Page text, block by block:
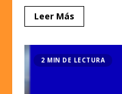
Leer Más
2 MIN DE LECTURA